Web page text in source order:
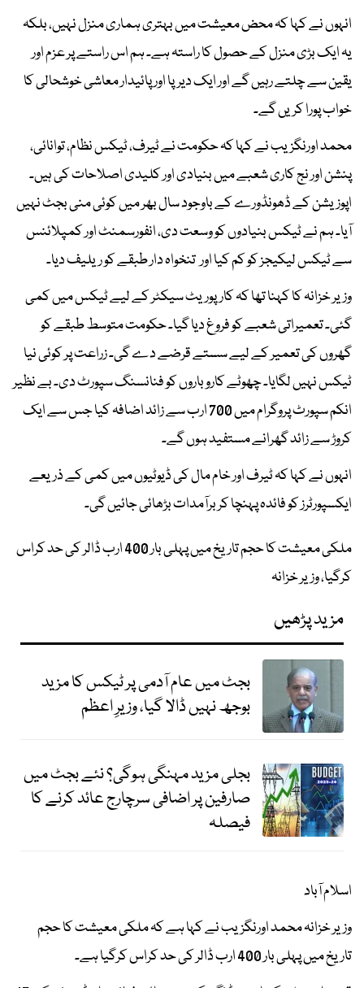
انہوں نے کہا کہ محض معیشت میں بہتری ہماری منزل نہیں، بلکہ
یہ ایک بڑی منزل کے حصول کا راستہ ہے۔ ہم اس راستے پر عزم اور
یقین سے چلتے رہیں گے اور ایک دیرپا اور پائیدار معاشی خوشحالی کا
خواب پورا کریں گے۔
محمد اورنگزیب نے کہا کہ حکومت نے ٹیرف، ٹیکس نظام، توانائی،
پنشن اور نج کاری شعبے میں بنیادی اور کلیدی اصلاحات کی ہیں۔
اپوزیشن کے ڈھونڈورے کے باوجود سال بھر میں کوئی منی بجٹ نہیں
آیا۔ ہم نے ٹیکس بنیادوں کو وسعت دی، انفورسمنٹ اور کمپلائنس
سے ٹیکس لیکیجز کو کم کیا اور تنخواہ دار طبقے کو ریلیف دیا۔
وزیر خزانہ کا کہنا تھا کہ کارپوریٹ سیکٹر کے لیے ٹیکس میں کمی
گئی۔ تعمیراتی شعبے کو فروغ دیا گیا۔ حکومت متوسط طبقے کو
گھروں کی تعمیر کے لیے سستے قرضے دے گی۔ زراعت پر کوئی نیا
ٹیکس نہیں لگایا۔ چھوٹے کاروباروں کو فنانسنگ سپورٹ دی۔ بے نظیر
انکم سپورٹ پروگرام میں 700 ارب سے زائد اضافہ کیا جس سے ایک
کروڑ سے زائد گھرانے مستفید ہوں گے۔
انہوں نے کہا کہ ٹیرف اور خام مال کی ڈیوٹیوں میں کمی کے ذریعے
ایکسپورٹرز کو فائدہ پہنچا کربرآمدات بڑھائی جائیں گی۔
ملکی معیشت کا حجم تاریخ میں پہلی بار 400 ارب ڈالر کی حد کراس
کرگیا، وزیر خزانہ
مزید پڑھیں
بجٹ میں عام آدمی پر ٹیکس کا مزید
بوجھ نہیں ڈالا گیا، وزیرِ اعظم
بجلی مزید مہنگی ہوگی؟ نئے بجٹ میں
صارفین پر اضافی سرچارج عائد کرنے کا
فیصلہ
اسلام آباد
وزیر خزانہ محمد اورنگزیب نے کہا ہے کہ ملکی معیشت کا حجم
تاریخ میں پہلی بار 400 ارب ڈالر کی حد کراس کرگیا ہے۔